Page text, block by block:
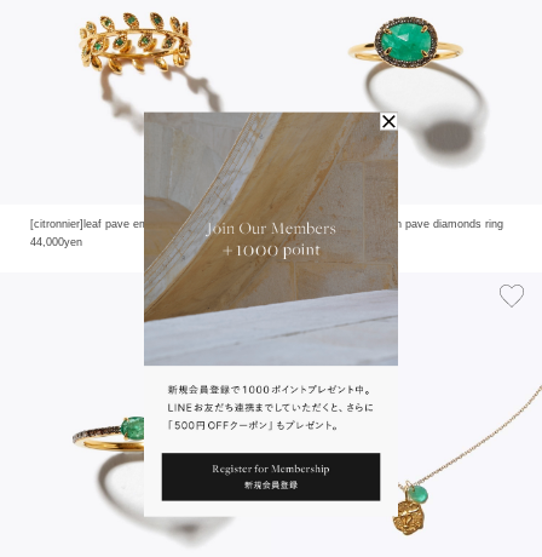
[citronnier]leaf pave emerald ring
44,000yen
[elafonisi] emerald with pave diamonds ring
33,000yen